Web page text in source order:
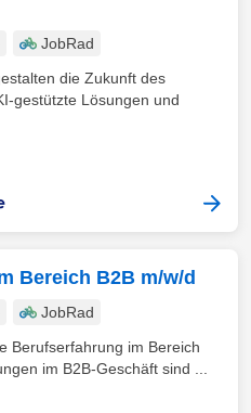
JobRad
die Zukunft des
gestützte Lösungen und
Bereich B2B m/w/d
JobRad
Berufserfahrung im Bereich
im B2B-Geschäft sind ...